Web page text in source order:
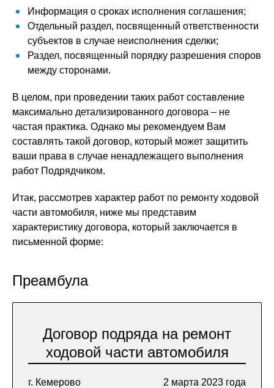
Информация о сроках исполнения соглашения;
Отдельный раздел, посвященный ответственности
субъектов в случае неисполнения сделки;
Раздел, посвященный порядку разрешения споров
между сторонами.
В целом, при проведении таких работ составление
максимально детализированного договора – не
частая практика. Однако мы рекомендуем Вам
составлять такой договор, который может защитить
ваши права в случае ненадлежащего выполнения
работ Подрядчиком.
Итак, рассмотрев характер работ по ремонту ходовой
части автомобиля, ниже мы представим
характеристику договора, который заключается в
письменной форме:
Преамбула
Договор подряда на ремонт
ходовой части автомобиля
г. Кемерово 2 марта 2023 года